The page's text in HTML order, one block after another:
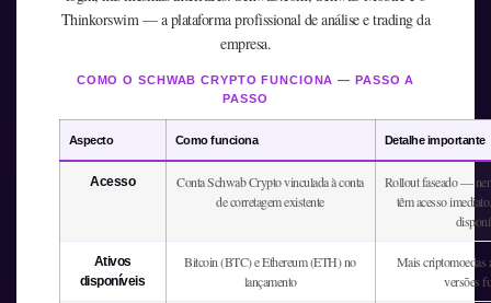
Thinkorswim — a plataforma profissional de análise e trading da
empresa.
COMO O SCHWAB CRYPTO FUNCIONA — PASSO A
PASSO
Aspecto Como funciona Detalhe importante
Acesso
Conta Schwab Crypto vinculada à conta
de corretagem existente
Rollout faseado —
têm acesso
Ativos
disponíveis
Bitcoin (BTC) e Ethereum (ETH) no
lançamento
Mais criptomoedas
versões